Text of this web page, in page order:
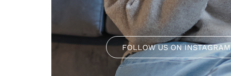
FOLLOW US ON INSTAGRAM